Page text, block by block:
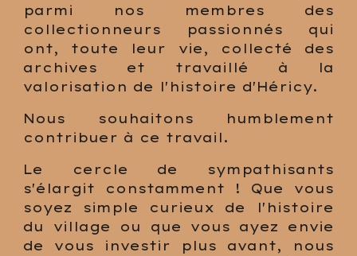
parmi nos membres des
collectionneurs passionnés qui
ont, toute leur vie, collecté des
archives et travaillé à la
valorisation de l'histoire d'Héricy.
Nous souhaitons humblement
contribuer à ce travail.
Le cercle de sympathisants
s'élargit constamment ! Que vous
soyez simple curieux de l'histoire
du village ou que vous ayez envie
de vous investir plus avant, nous